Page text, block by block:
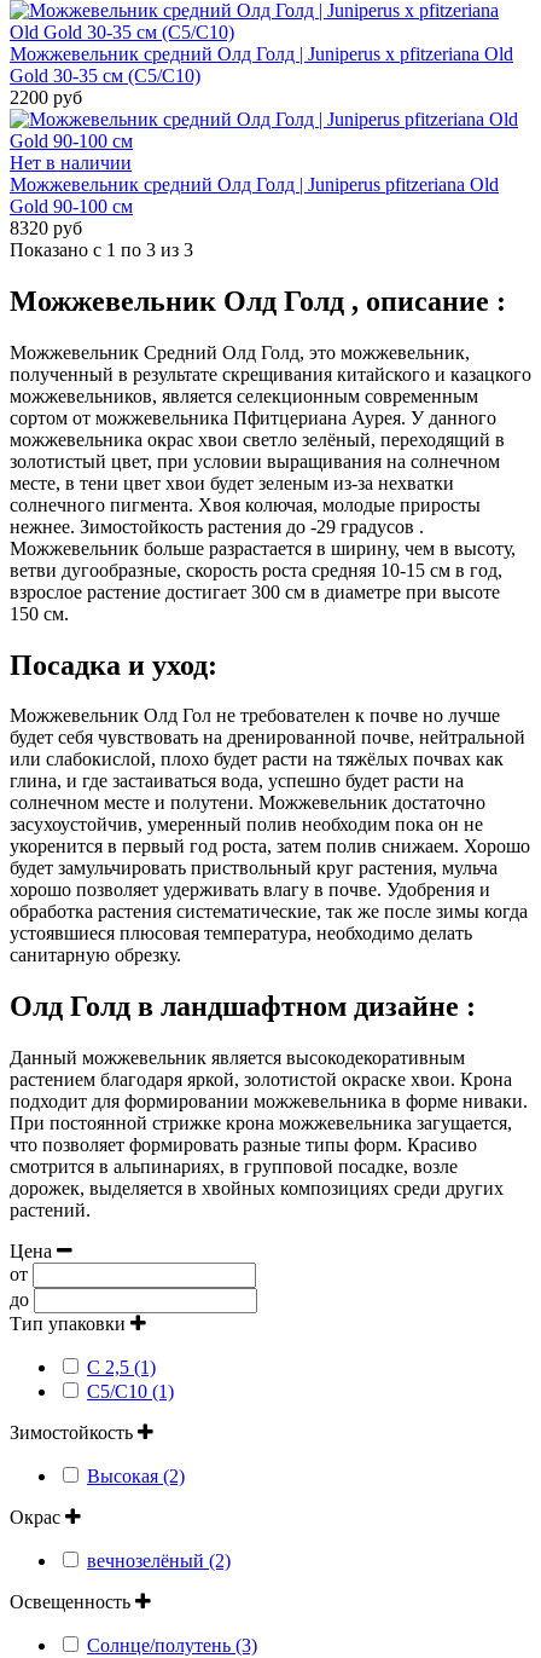
Можжевельник средний Олд Голд | Juniperus x pfitzeriana Old
Gold 30-35 см (С5/С10)
2200 руб
Нет в наличии
Можжевельник средний Олд Голд | Juniperus pfitzeriana Old
Gold 90-100 см
8320 руб
Показано с 1 по 3 из 3
Можжевельник Олд Голд , описание :
Можжевельник Средний Олд Голд, это можжевельник,
полученный в результате скрещивания китайского и казацкого
можжевельников, является селекционным современным
сортом от можжевельника Пфитцериана Аурея. У данного
можжевельника окрас хвои светло зелёный, переходящий в
золотистый цвет, при условии выращивания на солнечном
месте, в тени цвет хвои будет зеленым из-за нехватки
солнечного пигмента. Хвоя колючая, молодые приросты
нежнее. Зимостойкость растения до -29 градусов .
Можжевельник больше разрастается в ширину, чем в высоту,
ветви дугообразные, скорость роста средняя 10-15 см в год,
взрослое растение достигает 300 см в диаметре при высоте
150 см.
Посадка и уход:
Можжевельник Олд Гол не требователен к почве но лучше
будет себя чувствовать на дренированной почве, нейтральной
или слабокислой, плохо будет расти на тяжёлых почвах как
глина, и где застаиваться вода, успешно будет расти на
солнечном месте и полутени. Можжевельник достаточно
засухоустойчив, умеренный полив необходим пока он не
укоренится в первый год роста, затем полив снижаем. Хорошо
будет замульчировать приствольный круг растения, мульча
хорошо позволяет удерживать влагу в почве. Удобрения и
обработка растения систематические, так же после зимы когда
устоявшиеся плюсовая температура, необходимо делать
санитарную обрезку.
Олд Голд в ландшафтном дизайне :
Данный можжевельник является высокодекоративным
растением благодаря яркой, золотистой окраске хвои. Крона
подходит для формировании можжевельника в форме ниваки.
При постоянной стрижке крона можжевельника загущается,
что позволяет формировать разные типы форм. Красиво
смотрится в альпинариях, в групповой посадке, возле
дорожек, выделяется в хвойных композициях среди других
растений.
Цена
от
до
Тип упаковки
С 2,5 (1)
С5/С10 (1)
Зимостойкость
Высокая (2)
Окрас
вечнозелёный (2)
Освещенность
Солнце/полутень (3)